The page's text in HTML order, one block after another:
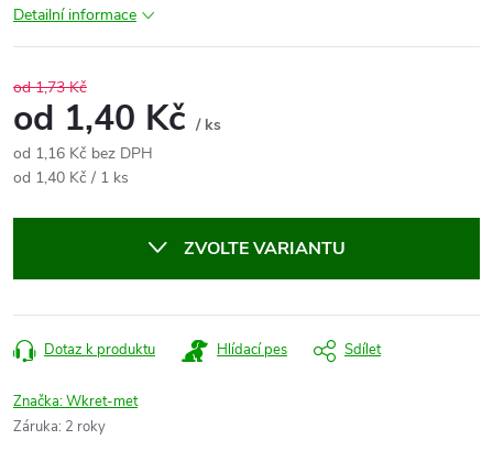
Detailní informace
od 1,73 Kč
od 1,40 Kč / ks
od 1,16 Kč bez DPH
Měrná
od 1,40 Kč / 1 ks
ZVOLTE VARIANTU
Dotaz k produktu Hlídací pes Sdílet
Značka:Wkret-met
Záruka: 2 roky